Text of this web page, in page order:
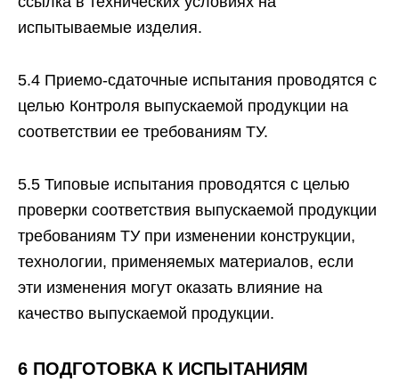
испытываемые изделия.
5.4 Приемо-сдаточные испытания проводятся с
целью Контроля выпускаемой продукции нa
соответствии ее требованиям ТУ.
5.5 Типовые испытания проводятся с целью
проверки соответствия выпускаемой продукции
требованиям ТУ при изменении конструкции,
технологии, применяемых материалов, если
эти изменения могут оказать влияние на
качество выпускаемой продукции.
6 ПОДГОТОВКА К ИСПЫТАНИЯМ